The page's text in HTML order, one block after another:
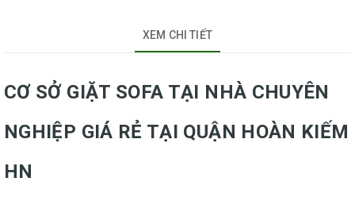
XEM CHI TIẾT
CƠ SỞ GIẶT SOFA TẠI NHÀ CHUYÊN
NGHIỆP GIÁ RẺ TẠI QUẬN HOÀN KIẾM
HN